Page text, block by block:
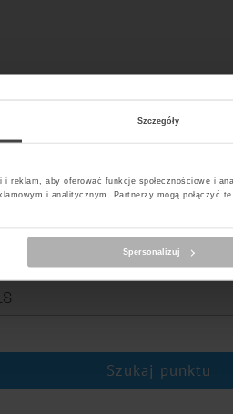
Szczegóły
reklam, aby oferować funkcje społecznościowe i
i analitycznym. Partnerzy mogą połączyć
Spersonalizuj
Szukaj punktu